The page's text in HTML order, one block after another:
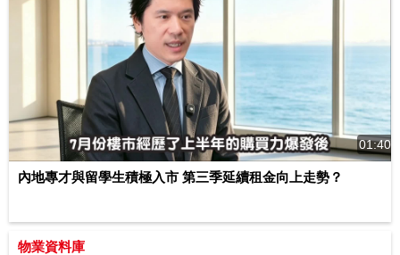
01:40
內地專才與留學生積極入市 第三季延續租金向上走勢？
物業資料庫